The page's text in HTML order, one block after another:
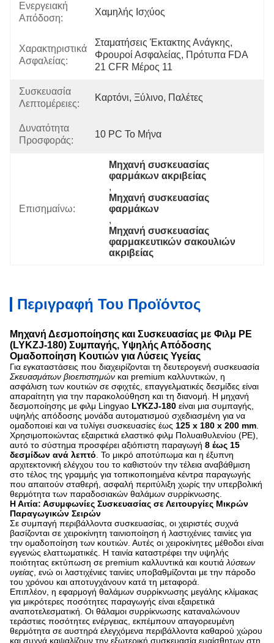
Ενεργειακή
Απόδοση:
Χαμηλής Ισχύος
Χαρακτηριστικά
Ασφαλείας:
Σταματήσεις Έκτακτης Ανάγκης,
Φρουροί Ασφαλείας, Πρότυπα FDA
21 CFR Μέρος 11
Συσκευασία
Λεπτομέρειες:
Καρτόνι, Ξύλινο, Παλέτες
Δυνατότητα
Προσφοράς:
10 PC Το Μήνα
Επισημαίνω:
Μηχανή συσκευασίας
φαρμάκων ακριβείας
,
Μηχανή συσκευασίας
φαρμάκων
,
Μηχανή συσκευασίας
φαρμακευτικών σακουλιών
ακριβείας
Περιγραφή Του Προϊόντος
Μηχανή Δεσμοποίησης και Συσκευασίας με Φιλμ PE
(LYKZJ-180) Συμπαγής, Υψηλής Απόδοσης
Ομαδοποίηση Κουτιών για Λύσεις Υγείας
Για εγκαταστάσεις που διαχειρίζονται τη δευτερογενή συσκευασία
Σκευασμάτων βιοεπιστημών και premium καλλυντικών, η
ασφάλιση των κουτιών σε σφιχτές, επαγγελματικές δεσμίδες είναι
απαραίτητη για την παρακολούθηση και τη διανομή. Η μηχανή
δεσμοποίησης με φιλμ Lingyao LYKZJ-180 είναι μια συμπαγής,
υψηλής απόδοσης μονάδα αυτοματισμού σχεδιασμένη για να
ομαδοποιεί και να τυλίγει συσκευασίες έως 125 x 180 x 200 mm
Χρησιμοποιώντας εξαιρετικά ελαστικό φιλμ Πολυαιθυλενίου (PE),
αυτό το σύστημα προσφέρει αξιόπιστη παραγωγή 8 έως 15
δεσμίδων ανά λεπτό . Το μικρό αποτύπωμα και η έξυπνη
αρχιτεκτονική ελέγχου του το καθιστούν την τέλεια αναβάθμιση
στο τέλος της γραμμής για τοπικοποιημένα κέντρα παραγωγής
που απαιτούν σταθερή, ασφαλή περιτύλιξη χωρίς την υπερβολική
θερμότητα των παραδοσιακών θαλάμων συρρίκνωσης.
Η Αιτία: Ασυμφωνίες Συσκευασίας σε Λειτουργίες Μικρών
Παραγωγικών Σειρών
Σε συμπαγή περιβάλλοντα συσκευασίας, οι χειριστές συχνά
βασίζονται σε χειροκίνητη ταινιοποίηση ή λαστιχένιες ταινίες για
την ομαδοποίηση των κουτιών. Αυτές οι χειροκίνητες μέθοδοι είναι
εγγενώς ελαττωματικές. Η ταινία καταστρέφει την υψηλής
ποιότητας εκτύπωση σε premium καλλυντικά και κουτιά λύσεων
υγείας , ενώ οι λαστιχένιες ταινίες υποβαθμίζονται με την πάροδο
του χρόνου και αποτυγχάνουν κατά τη μεταφορά.
Επιπλέον, η εφαρμογή θαλάμων συρρίκνωσης μεγάλης κλίμακας
για μικρότερες ποσότητες παραγωγής είναι εξαιρετικά
αναποτελεσματική. Οι θάλαμοι συρρίκνωσης καταναλώνουν
τεράστιες ποσότητες ενέργειας, εκπέμπουν απαγορευμένη
θερμότητα σε αυστηρά ελεγχόμενα περιβάλλοντα καθαρού χώρου
και συχνά καψαλίζουν την εξωτερική συσκευασία ευαίσθητων στη